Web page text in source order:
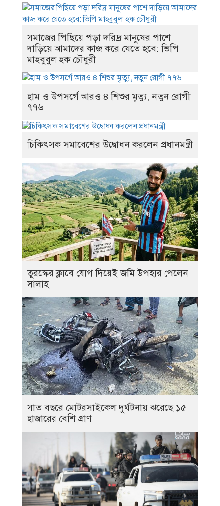
সমাজের পিছিয়ে পড়া দরিদ্র মানুষের পাশে
দাড়িয়ে আমাদের কাজ করে যেতে হবে: ভিপি
মাহবুবুল হক চৌধুরী
হাম ও উপসর্গে আরও ৪ শিশুর মৃত্যু, নতুন রোগী
৭৭৬
চিকিৎসক সমাবেশের উদ্বোধন করলেন প্রধানমন্ত্রী
তুরস্কের ক্লাবে যোগ দিয়েই জমি উপহার পেলেন
সালাহ
সাত বছরে মোটরসাইকেল দুর্ঘটনায় ঝরেছে ১৫
হাজারের বেশি প্রাণ